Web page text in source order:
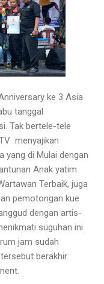
ke 3 Asia
tanggal
Tak bertele-tele
menyajikan
yang di Mulai dengan
Anak yatim
Terbaik, juga
pemotongan kue
dengan artis-
suguhan ini
jam sudah
berakhir